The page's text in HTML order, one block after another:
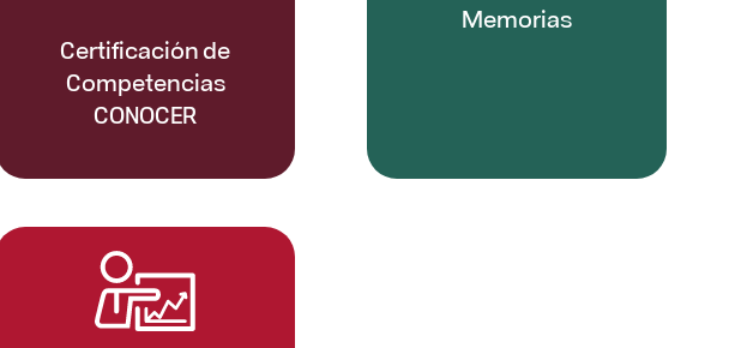
Certificación de
Competencias
CONOCER
Memorias